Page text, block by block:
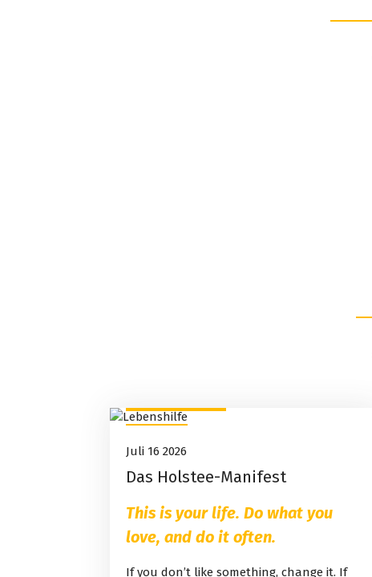
16
Juli, 2026
Juli 16 2026
Das Holstee-Manifest
This is your life. Do what you
love, and do it often.
If you don’t like something, change it. If